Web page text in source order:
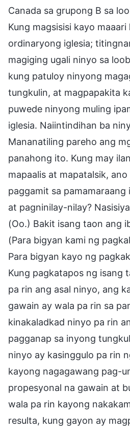
Canada sa grupong B sa
Kung magsisisi kayo
ordinaryong iglesia;
magiging ugali ninyo sa
kung patuloy ninyong
tungkulin, at magpapakita
puwede ninyong muling
iglesia. Naiintindihan ba
Mananatiling pareho ang
panahong ito. Kung may
mapaalis at mapatalsik,
paggamit sa
at pagninilay-nilay?
(Oo.) Bakit isang taon ang
(Para bigyan kami ng
Para bigyan kayo ng
Kung pagkatapos ng isang
pa rin ang asal ninyo, ang
gawain ay wala pa rin sa
kinakaladkad ninyo pa rin
pagganap sa inyong
ninyo ay kasinggulo pa rin
kayong nagagawang pag-
propesyonal na gawain at
wala pa rin kayong
resulta, kung gayon ay